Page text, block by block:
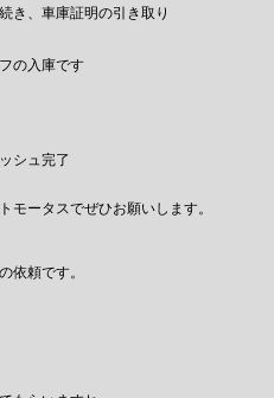
き、車庫証明の引き取り
の入庫です
シュ完了
モータスでぜひお願いします。
依頼です。